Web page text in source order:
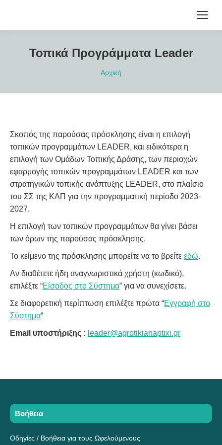
Τοπικά Προγράμματα Leader
Αρχική
Σκοπός της παρούσας πρόσκλησης είναι η επιλογή
τοπικών προγραμμάτων LEADER, και ειδικότερα η
επιλογή των Ομάδων Τοπικής Δράσης, των περιοχών
εφαρμογής τοπικών προγραμμάτων LEADER και των
στρατηγικών τοπικής ανάπτυξης LEADER, στο πλαίσιο
του ΣΣ της ΚΑΠ για την προγραμματική περίοδο 2023-
2027.
Η επιλογή των τοπικών προγραμμάτων θα γίνει βάσει
των όρων της παρούσας πρόσκλησης.
Το κείμενο της πρόσκλησης μπορείτε να το βρείτε εδώ.
Αν διαθέτετε ήδη αναγνωριστικά χρήστη (κωδικό),
επιλέξτε “Είσοδος στο Σύστημα” για να συνεχίσετε.
Σε διαφορετική περίπτωση επιλέξτε πρώτα “Εγγραφή στο
Σύστημα“
Email υποστήριξης : leader@agrotikianaptixi.gr
Βοήθεια
Οδηγίες / Βοήθεια για τους Ωφελούμενους